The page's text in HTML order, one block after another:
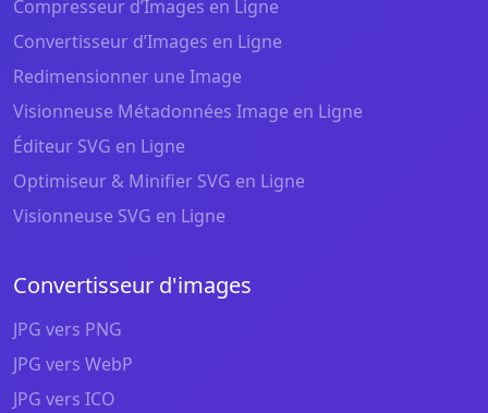
Compresseur d’Images en Ligne
Convertisseur d’Images en Ligne
Redimensionner une Image
Visionneuse Métadonnées Image en Ligne
Éditeur SVG en Ligne
Optimiseur & Minifier SVG en Ligne
Visionneuse SVG en Ligne
Convertisseur d'images
JPG vers PNG
JPG vers WebP
JPG vers ICO